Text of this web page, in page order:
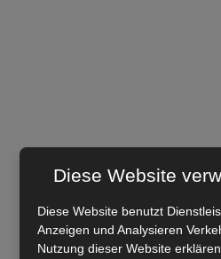
Diese Website
Diese Website benutzt
Anzeigen und Analysieren
Nutzung dieser Website